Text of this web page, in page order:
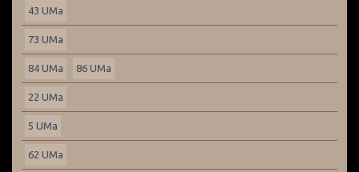
43 UMa
73 UMa
84 UMa 86 UMa
22 UMa
5 UMa
62 UMa